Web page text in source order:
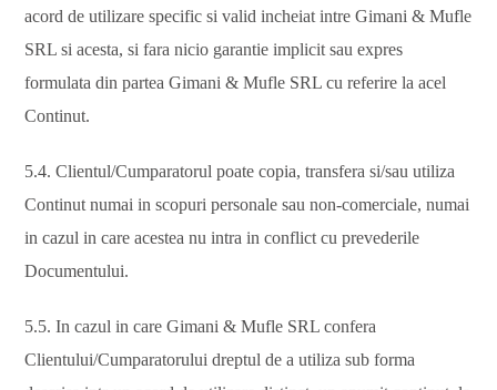
acord de utilizare specific si valid incheiat intre Gimani & Mufle
SRL si acesta, si fara nicio garantie implicit sau expres
formulata din partea Gimani & Mufle SRL cu referire la acel
Continut.
5.4. Clientul/Cumparatorul poate copia, transfera si/sau utiliza
Continut numai in scopuri personale sau non-comerciale, numai
in cazul in care acestea nu intra in conflict cu prevederile
Documentului.
5.5. In cazul in care Gimani & Mufle SRL confera
Clientului/Cumparatorului dreptul de a utiliza sub forma